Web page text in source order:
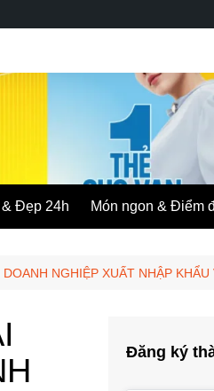
& Đẹp 24h Món ngon & Điểm
NGHIỆP XUẤT NHẬP KHẨU
Đăng ký